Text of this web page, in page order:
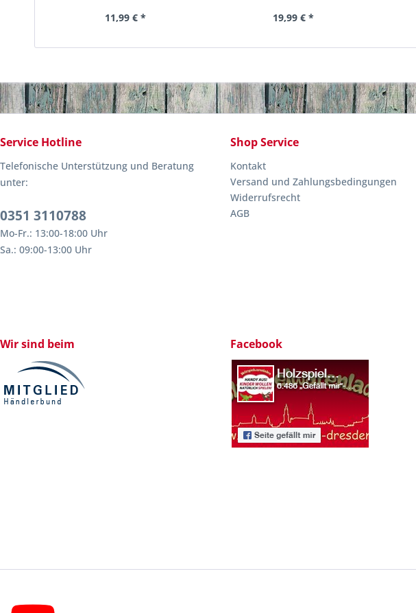
11,99 € * 19,99 € *
Service Hotline
Telefonische Unterstützung und Beratung
unter:
0351 3110788
Mo-Fr.: 13:00-18:00 Uhr
Sa.: 09:00-13:00 Uhr
Shop Service
Kontakt
Versand und Zahlungsbedingungen
Widerrufsrecht
AGB
Wir sind beim Facebook